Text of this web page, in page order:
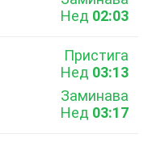
Нед 02:03
Пристига
Нед 03:13
Заминава
Нед 03:17